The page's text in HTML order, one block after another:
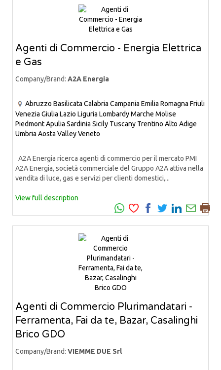
Agenti di Commercio - Energia Elettrica
e Gas
Company/Brand: A2A Energia
Abruzzo Basilicata Calabria Campania Emilia Romagna Friuli
Venezia Giulia Lazio Liguria LombardyMarche Molise
PiedmontApulia Sardinia Sicily Tuscany Trentino Alto Adige
Umbria Aosta ValleyVeneto
A2A Energia ricerca agenti di commercio per il mercato PMI
A2A Energia, società commerciale del Gruppo A2A attiva nella
vendita di luce, gas e servizi per clienti domestici,...
View full description
Agenti di Commercio Plurimandatari -
Ferramenta, Fai da te, Bazar, Casalinghi
Brico GDO
Company/Brand: VIEMME DUE Srl